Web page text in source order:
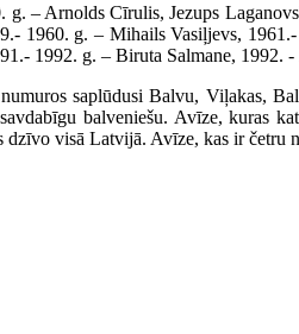
g. – Arnolds Cīrulis, Jezups
1960. g. – Mihails Vasiļjevs,
1992. g. – Biruta Salmane, 1992.
saplūdusi Balvu, Viļakas,
balveniešu. Avīze, kuras
dzīvo visā Latvijā. Avīze, kas ir četru